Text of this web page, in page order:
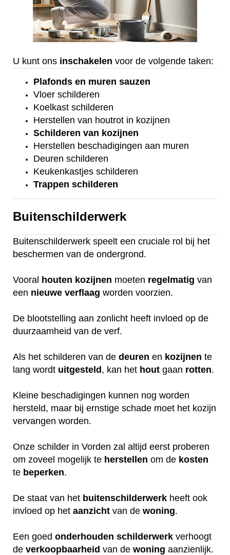
U kunt ons inschakelen voor de volgende taken:
Plafonds en muren sauzen
Vloer schilderen
Koelkast schilderen
Herstellen van houtrot in kozijnen
Schilderen van kozijnen
Herstellen beschadigingen aan muren
Deuren schilderen
Keukenkastjes schilderen
Trappen schilderen
Buitenschilderwerk
Buitenschilderwerk speelt een cruciale rol bij het
beschermen van de ondergrond.
Vooral houten kozijnen moeten regelmatig van
een nieuwe verflaag worden voorzien.
De blootstelling aan zonlicht heeft invloed op de
duurzaamheid van de verf.
Als het schilderen van de deuren en kozijnen te
lang wordt uitgesteld, kan het hout gaan rotten.
Kleine beschadigingen kunnen nog worden
hersteld, maar bij ernstige schade moet het kozijn
vervangen worden.
Onze schilder in Vorden zal altijd eerst proberen
om zoveel mogelijk te herstellen om de kosten
te beperken.
De staat van het buitenschilderwerk heeft ook
invloed op het aanzicht van de woning.
Een goed onderhouden schilderwerk verhoogt
de verkoopbaarheid van de woning aanzienlijk.